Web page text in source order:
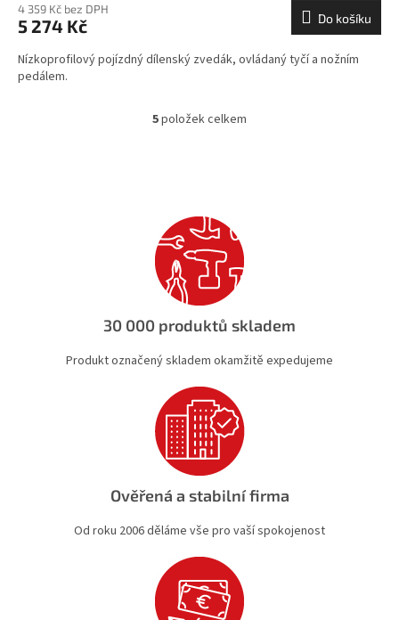
4 359 Kč bez DPH
5 274 Kč Do košíku
Nízkoprofilový pojízdný dílenský zvedák, ovládaný tyčí a nožním
pedálem.
O
c
í
p
r
v
y
ý
i
s
u
5položek celkem
30 000 produktů skladem
Produkt označený skladem okamžitě expedujeme
Ověřená a stabilní firma
Od roku 2006 děláme vše pro vaší spokojenost